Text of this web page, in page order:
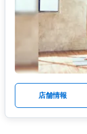
店舗情報